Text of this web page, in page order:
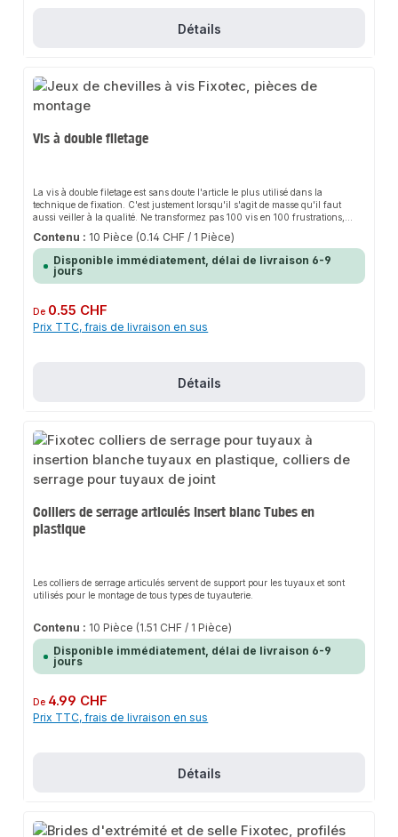
Détails
Vis à double filetage
La vis à double filetage est sans doute l'article le plus utilisé dans la
technique de fixation. C'est justement lorsqu'il s'agit de masse qu'il faut
aussi veiller à la qualité. Ne transformez pas 100 vis en 100 frustrations,
mais en 100 % de plaisir à travailler.Caractéristiques du produitLe set de
goujons galvanisés M8 avec cheville peut être utilisé de manière universelle
pour les travaux de montage et d'installation dans le domaine du chauffage,
du sanitaire et de la climatisation.Vis à double filetage avec un filetage à bois
et un filetage métrique, reliés par un six pans au milieu.Avec une dent
peut être vissé directement dans le bois ou utilisé dans la maçonnerie avec la
cheville fournie.Le matériau est en acier galvanisé résistant à la corrosion.Les
chevilles conviennent pour le béton et la maçonnerie pleine.Données du
nylonqpool24 - depuis plus de 20 ans votre expert en - qualité
professionnelle - livraison rapide - service clientèle personnalisé et fiable -
Contenu : 10 Pièce (0.14 CHF / 1 Pièce)
Disponible immédiatement, délai de livraison 6-9
jours
Prix régulier :
De 0.55 CHF
Prix TTC, frais de livraison en sus
Détails
Colliers de serrage articulés Insert blanc Tubes en
plastique
Les colliers de serrage articulés servent de support pour les tuyaux et sont
utilisés pour le montage de tous types de tuyauterie.
Contenu : 10 Pièce (1.51 CHF / 1 Pièce)
Disponible immédiatement, délai de livraison 6-9
jours
Prix régulier :
De 4.99 CHF
Prix TTC, frais de livraison en sus
Détails